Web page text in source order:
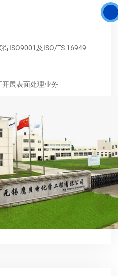
ISO9001及ISO/TS 16949
展表面处理业务